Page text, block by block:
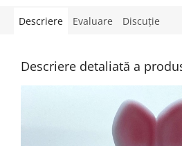
Descriere Evaluare Discuţie
Descriere detaliată a